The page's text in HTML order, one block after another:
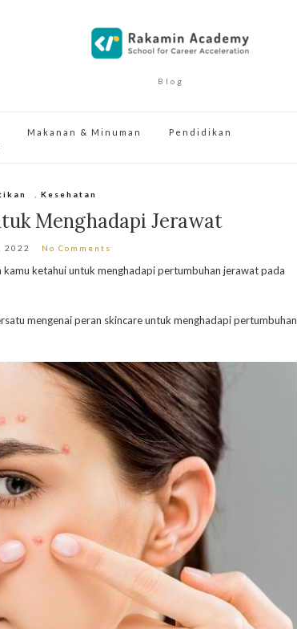
Blog
Makanan & Minuman
Pendidikan
Kesehatan
Menghadapi Jerawat
2022 No Comments
ketahui untuk menghadapi pertumbuhan jerawat pada
mengenai peran skincare untuk menghadapi pertumbuhan